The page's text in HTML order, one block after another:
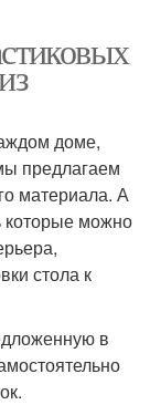
доме,
предлагаем
материала. А
которые можно
стола к
в